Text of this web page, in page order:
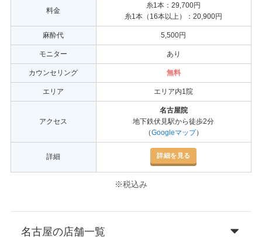
料金
糸1本：29,700円
糸1本（16本以上）：20,900円
麻酔代 5,500円
モニター あり
カウンセリング 無料
エリア エリア内1院
アクセス
名古屋院
地下鉄伏見駅から徒歩2分
（Googleマップ）
詳細 詳細を見る
※税込み
名古屋の店舗一覧